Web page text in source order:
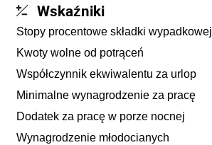
Wskaźniki
Stopy procentowe składki wypadkowej
Kwoty wolne od potrąceń
Współczynnik ekwiwalentu za urlop
Minimalne wynagrodzenie za pracę
Dodatek za pracę w porze nocnej
Wynagrodzenie młodocianych